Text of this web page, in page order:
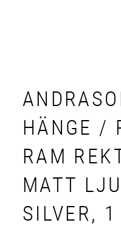
HÄNGE /
RAM
MATT
SILVER,